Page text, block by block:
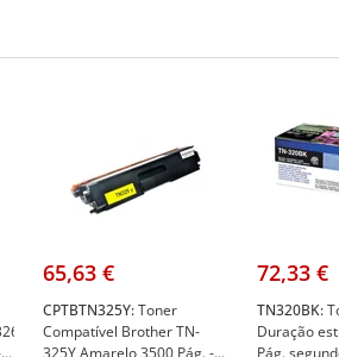
TN329
65,63 €
CPTBTN325Y:Toner
Compatível Brother TN-
325Y Amarelo 3500 Pág. -
72,33 €
TN320BK:
Duração
Pág.